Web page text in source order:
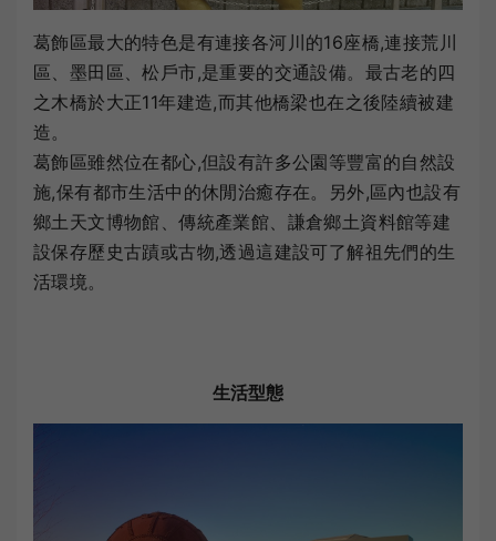
葛飾區最大的特色是有連接各河川的16座橋,連接荒川
區、墨田區、松戶市,是重要的交通設備。最古老的四
之木橋於大正11年建造,而其他橋梁也在之後陸續被建
造。
葛飾區雖然位在都心,但設有許多公園等豐富的自然設
施,保有都市生活中的休閒治癒存在。另外,區內也設有
鄉土天文博物館、傳統產業館、謙倉鄉土資料館等建
設保存歷史古蹟或古物,透過這建設可了解祖先們的生
活環境。
生活型態